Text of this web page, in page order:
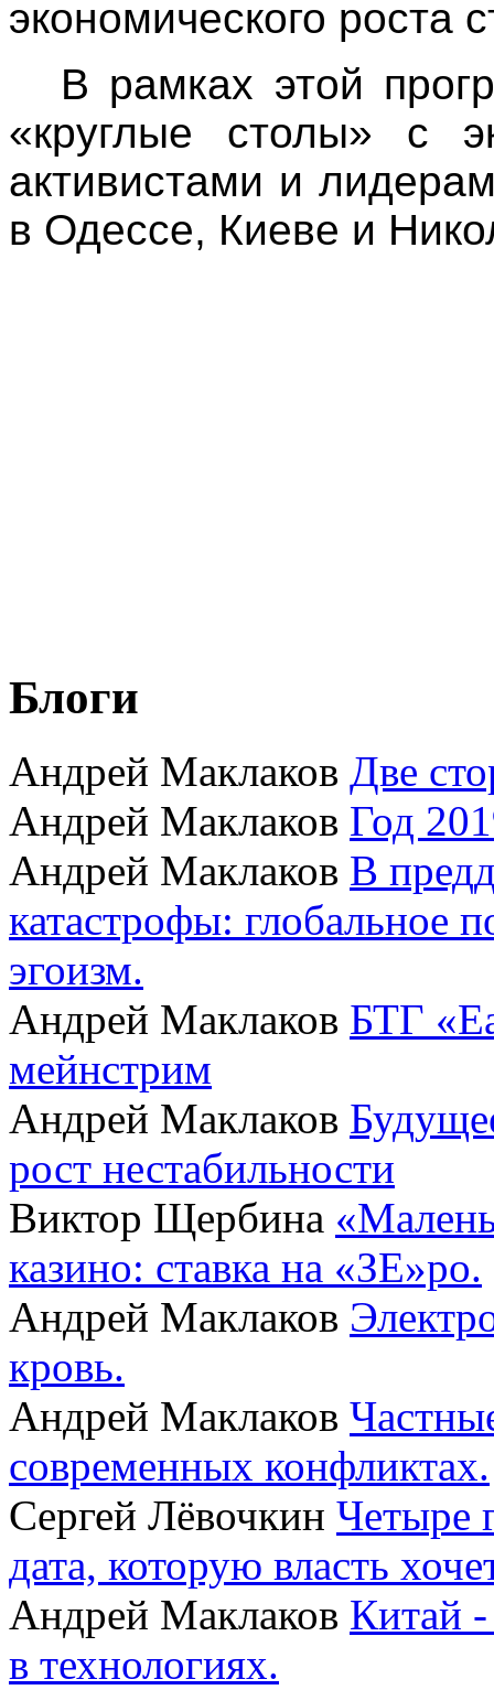
экономического роста
В рамках этой
«круглые столы» с
активистами и
в Одессе, Киеве и
Блоги
Андрей Маклаков Две
Андрей Маклаков Год
Андрей Маклаков В
катастрофы: глобальное
эгоизм.
Андрей Маклаков БТГ
мейнстрим
Андрей Маклаков
рост нестабильности
Виктор Щербина
казино: ставка на «ЗЕ»ро.
Андрей Маклаков
кровь.
Андрей Маклаков
современных конфликтах.
Сергей Лёвочкин Четыре
дата, которую власть
Андрей Маклаков Китай
в технологиях.